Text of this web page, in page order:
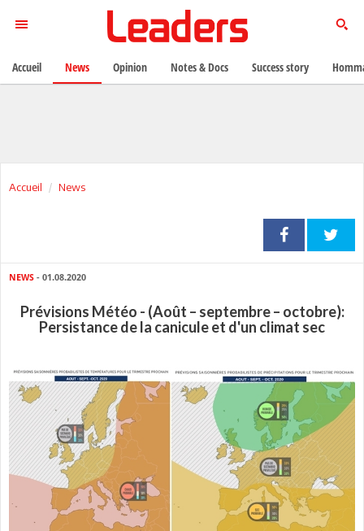
Accueil News
NEWS - 01.08.2020
Prévisions Météo - (Août – septembre – octobre):
Persistance de la canicule et d'un climat sec
Accueil News Opinion Notes & Docs Success story